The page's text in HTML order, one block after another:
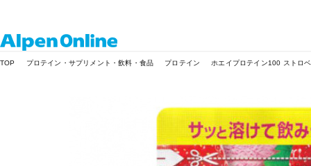
Online
TOP プロテイン・サプリメント・飲料・食品 プロテイン ホエイプロテイン100 ストロ